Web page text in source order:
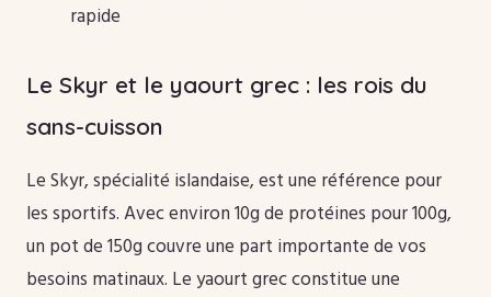
rapide
Le Skyr et le yaourt grec : les rois du
sans-cuisson
Le Skyr, spécialité islandaise, est une référence pour
les sportifs. Avec environ 10g de protéines pour 100g,
un pot de 150g couvre une part importante de vos
besoins matinaux. Le yaourt grec constitue une